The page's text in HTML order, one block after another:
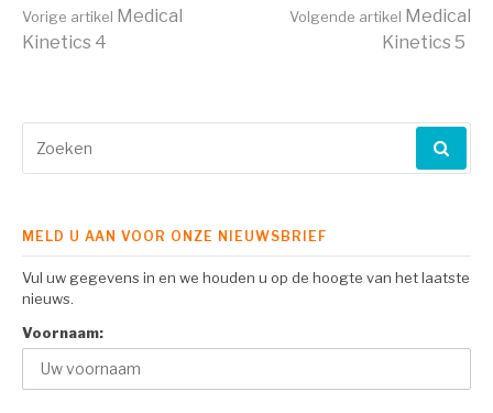
Verder
lezen
Vorige artikel Medical
Kinetics 4
Volgende artikel Medical
Kinetics 5
naar:
MELD U AAN VOOR ONZE NIEUWSBRIEF
Vul uw gegevens in en we houden u op de hoogte van het laatste
nieuws.
Voornaam: